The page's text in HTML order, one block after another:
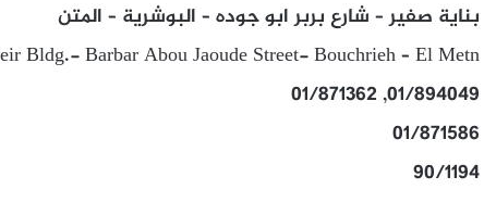
بناية صفير – شارع بربر ابو جوده – البوشرية – المتن
Bldg.- Barbar Abou Jaoude Street- Bouchrieh – El Metn
01/894049, 01/871362
01/871586
90/1194